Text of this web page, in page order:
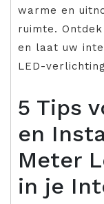
warme en
ruimte.
en laat uw
LED-
5 Tips
en
Meter
in je